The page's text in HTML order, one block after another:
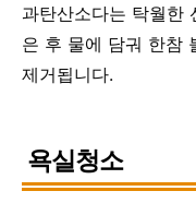
과탄산소다는 탁월한
은 후 물에 담궈 한참
제거됩니다.
욕실청소